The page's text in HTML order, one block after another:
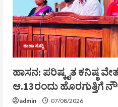
ತಾಜಾ ಸುದ್ದಿ
ಹಾಸನ: ಪರಿಷ್ಕೃತ ಕನಿಷ್ಠ
ಆ.13ರಂದು ಹೊರಗುತ್ತಿಗೆ
admin 07/08/2026